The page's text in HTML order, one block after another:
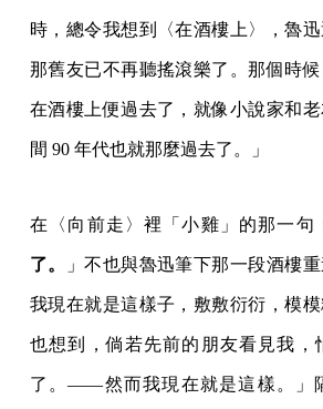
時，總令我想到〈在酒樓上〉，魯
那舊友已不再聽搖滾樂了。那個時
在酒樓上便過去了，就像小說家和
間 90 年代也就那麼過去了。」
在〈向前走〉裡「小雞」的那一句
了。 」不也與魯迅筆下那一段酒樓
我現在就是這樣子，敷敷衍衍，模
也想到，倘若先前的朋友看見我，
了。——然而我現在就是這樣。」